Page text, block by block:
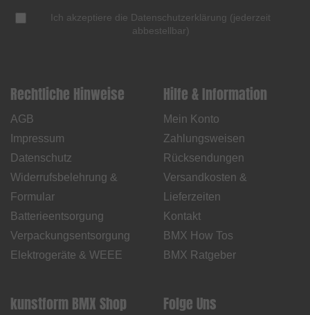
Ich akzeptiere die Datenschutzerklärung (jederzeit
abbestellbar)
Rechtliche Hinweise
AGB
Impressum
Datenschutz
Widerrufsbelehrung &
Formular
Batterieentsorgung
Verpackungsentsorgung
Elektrogeräte & WEEE
Hilfe & Information
Mein Konto
Zahlungsweisen
Rücksendungen
Versandkosten &
Lieferzeiten
Kontakt
BMX How Tos
BMX Ratgeber
kunstform BMX Shop Folge Uns